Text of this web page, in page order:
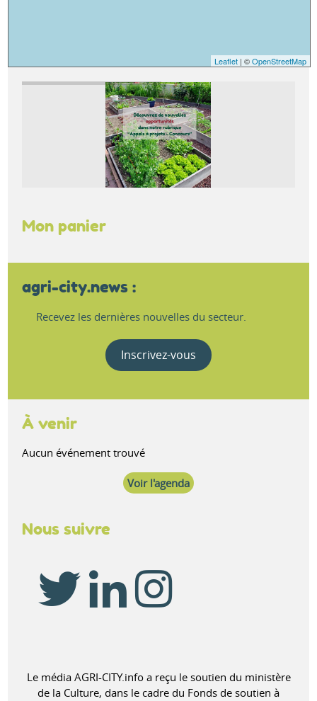
Leaflet| ©OpenStreetMap
Mon panier
agri-city.news :
Recevez les dernières nouvelles du secteur.
Inscrivez-vous
À venir
Aucun événement trouvé
Voir l'agenda
Nous suivre
Le média AGRI-CITY.info a reçu le soutien du ministère
de la Culture, dans le cadre du Fonds de soutien à